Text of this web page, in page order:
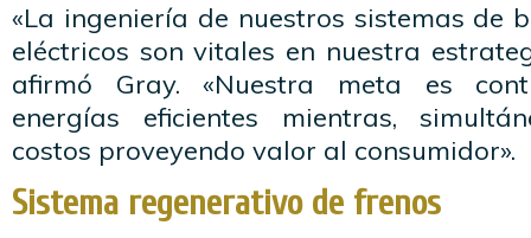
«La ingeniería de nuestros sistemas de
eléctricos son vitales en nuestra
afirmó Gray. «Nuestra meta es
energías eficientes mientras,
costos proveyendo valor al consumidor».
Sistema regenerativo de frenos